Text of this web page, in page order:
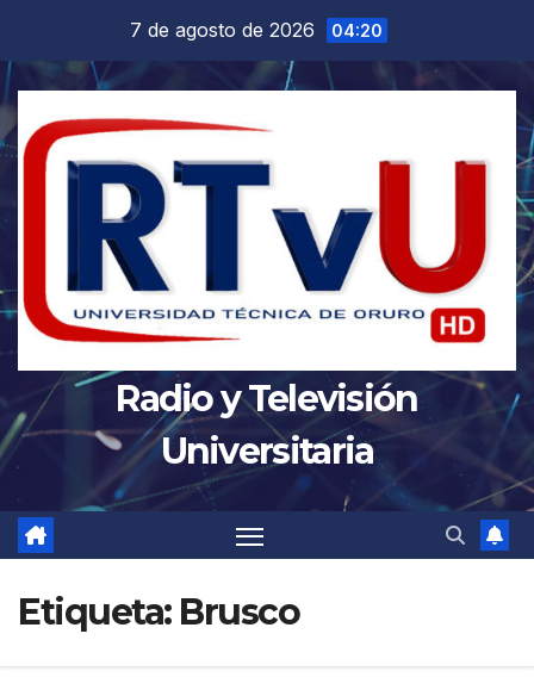
contenido
7 de agosto de 2026 04:20
Radio y Televisión
Universitaria
Etiqueta: Brusco